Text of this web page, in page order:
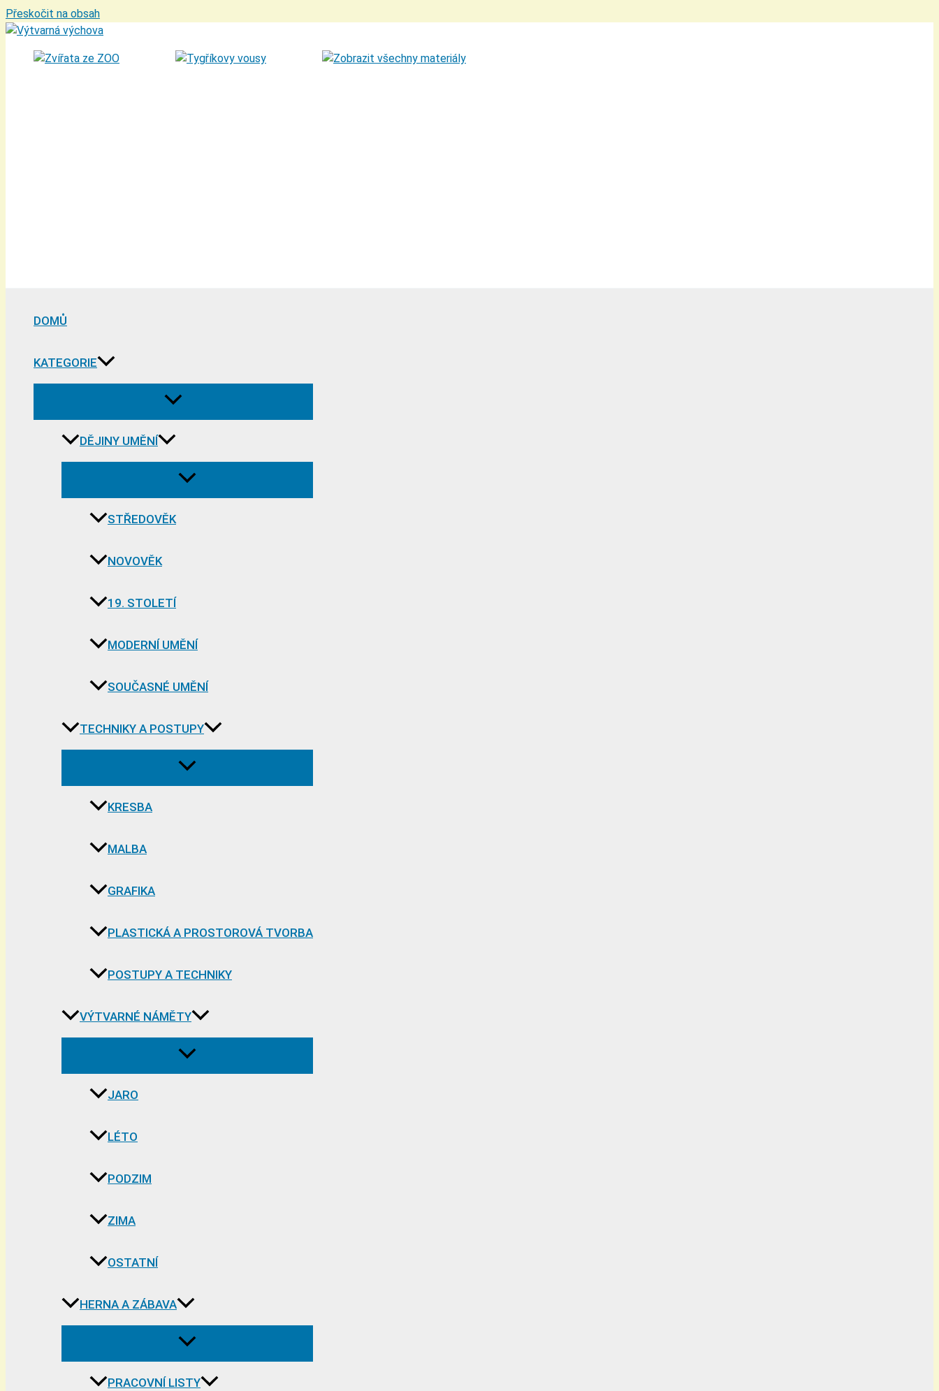
Přeskočit na obsah
DOMŮ
KATEGORIE
DĚJINY UMĚNÍ
STŘEDOVĚK
NOVOVĚK
19. STOLETÍ
MODERNÍ UMĚNÍ
SOUČASNÉ UMĚNÍ
TECHNIKY A POSTUPY
KRESBA
MALBA
GRAFIKA
PLASTICKÁ A PROSTOROVÁ TVORBA
POSTUPY A TECHNIKY
VÝTVARNÉ NÁMĚTY
JARO
LÉTO
PODZIM
ZIMA
OSTATNÍ
HERNA A ZÁBAVA
PRACOVNÍ LISTY